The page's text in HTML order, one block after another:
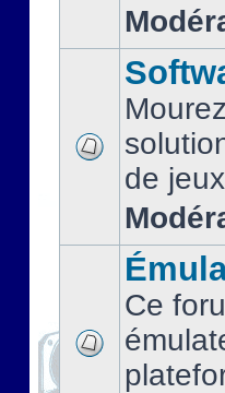
de
Ce